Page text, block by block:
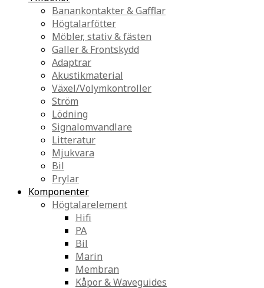
Banankontakter & Gafflar
Högtalarfötter
Möbler, stativ & fästen
Galler & Frontskydd
Adaptrar
Akustikmaterial
Växel/Volymkontroller
Ström
Lödning
Signalomvandlare
Litteratur
Mjukvara
Bil
Prylar
Komponenter
Högtalarelement
Hifi
PA
Bil
Marin
Membran
Kåpor & Waveguides